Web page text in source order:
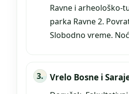
Ravne i arheološko-
parka Ravne 2.
Slobodno vreme.
Vrelo Bosne i